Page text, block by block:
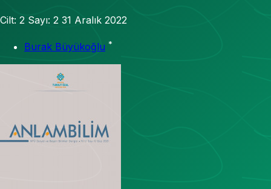
Cilt: 2 Sayı: 2 31 Aralık 2022
Burak Büyükoğlu *